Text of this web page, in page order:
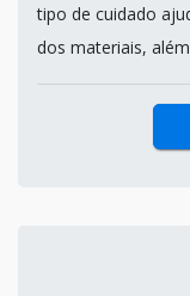
tipo de cuidado
dos materiais,